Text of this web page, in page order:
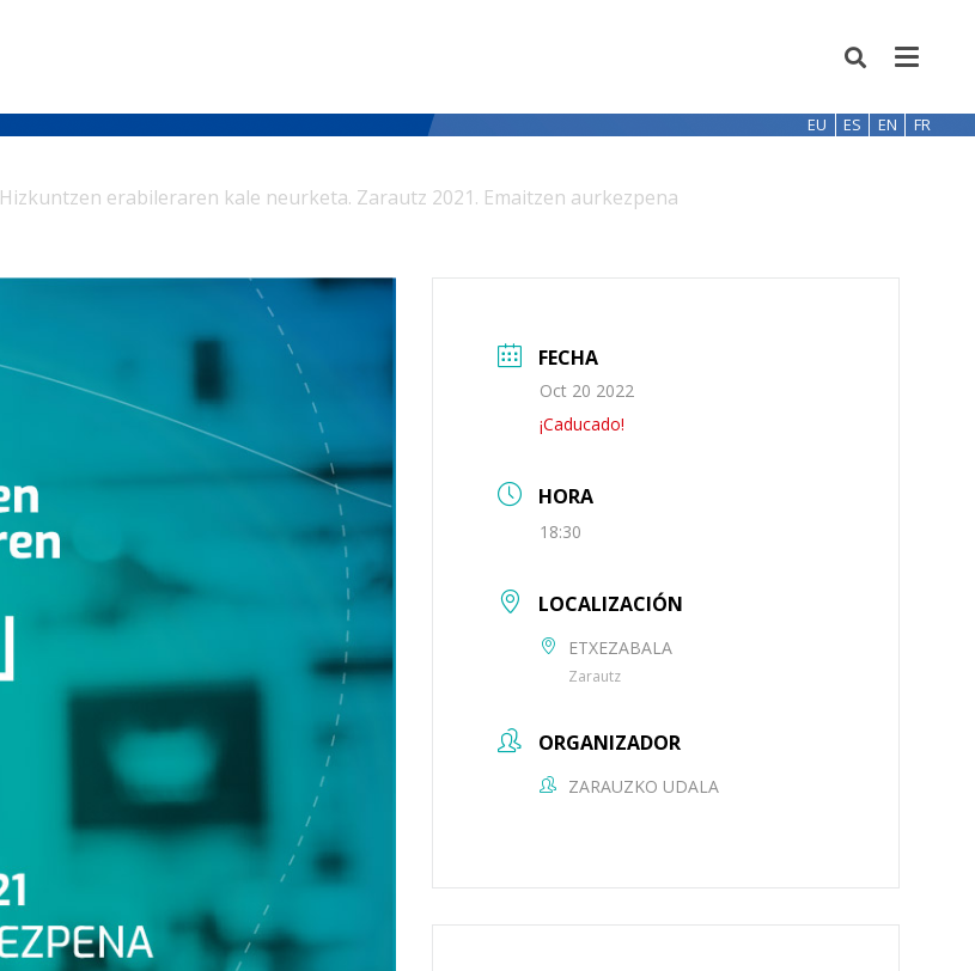
EU ES EN FR
Hizkuntzen erabileraren kale neurketa. Zarautz 2021. Emaitzen aurkezpena
FECHA
Oct 20 2022
¡Caducado!
HORA
18:30
LOCALIZACIÓN
ETXEZABALA
Zarautz
ORGANIZADOR
ZARAUZKO UDALA